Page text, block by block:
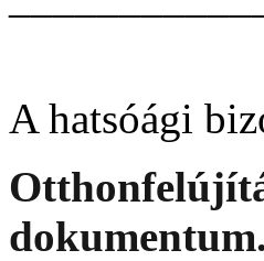
A hatsóági
dokumentum.